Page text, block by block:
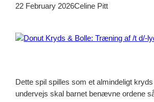
22 February 2026Celine Pitt
Dette spil spilles som et almindeligt
undervejs skal barnet benævne ordene